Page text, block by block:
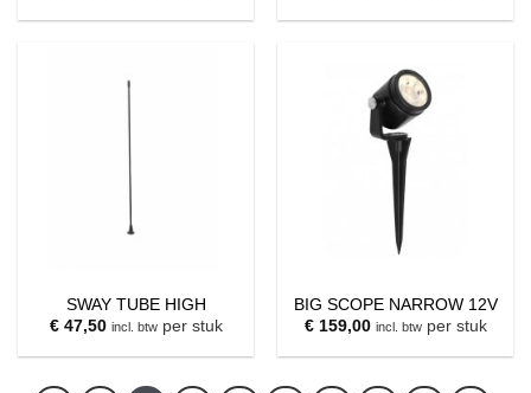
SWAY TUBE HIGH
€47,50 incl. btwper stuk
BIG SCOPE NARROW 12V
€159,00 incl. btwper stuk